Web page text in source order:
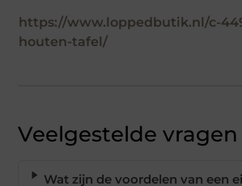
https://www.loppedbutik.nl/c-
houten-tafel/
Veelgestelde vragen
Wat zijn de voordelen van een